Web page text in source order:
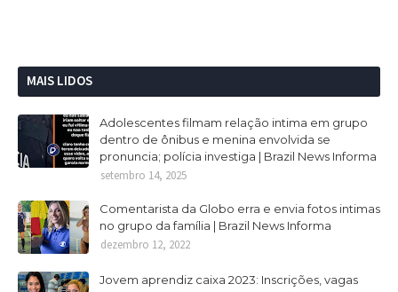
MAIS LIDOS
Adolescentes filmam relação intima em grupo
dentro de ônibus e menina envolvida se
pronuncia; polícia investiga | Brazil News Informa
setembro 14, 2025
Comentarista da Globo erra e envia fotos intimas
no grupo da família | Brazil News Informa
dezembro 12, 2022
Jovem aprendiz caixa 2023: Inscrições, vagas